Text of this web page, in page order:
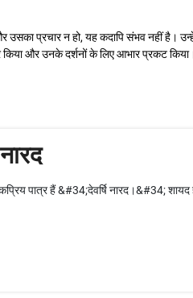
उसका प्रचार न हो, यह कदापि संभव नहीं
और उनके दर्शनों के लिए आभार प्रकट
पात्र हैं &#34;देवर्षि नारद।&#34; शायद